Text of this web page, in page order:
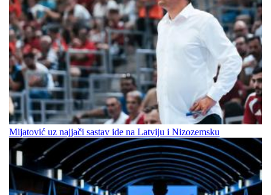
Mijatović uz najjači sastav ide na Latviju i Nizozemsku